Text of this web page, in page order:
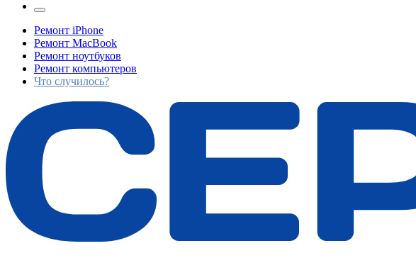
Ремонт iPhone
Ремонт MacBook
Ремонт ноутбуков
Ремонт компьютеров
Что случилось?